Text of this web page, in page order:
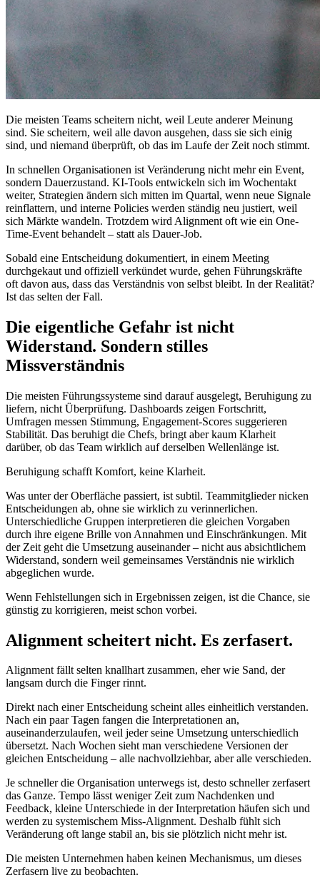
Die meisten Teams scheitern nicht, weil Leute anderer Meinung
sind. Sie scheitern, weil alle davon ausgehen, dass sie sich einig
sind, und niemand überprüft, ob das im Laufe der Zeit noch stimmt.
In schnellen Organisationen ist Veränderung nicht mehr ein Event,
sondern Dauerzustand. KI-Tools entwickeln sich im Wochentakt
weiter, Strategien ändern sich mitten im Quartal, wenn neue Signale
reinflattern, und interne Policies werden ständig neu justiert, weil
sich Märkte wandeln. Trotzdem wird Alignment oft wie ein One-
Time-Event behandelt – statt als Dauer-Job.
Sobald eine Entscheidung dokumentiert, in einem Meeting
durchgekaut und offiziell verkündet wurde, gehen Führungskräfte
oft davon aus, dass das Verständnis von selbst bleibt. In der Realität?
Ist das selten der Fall.
Die eigentliche Gefahr ist nicht
Widerstand. Sondern stilles
Missverständnis
Die meisten Führungssysteme sind darauf ausgelegt, Beruhigung zu
liefern, nicht Überprüfung. Dashboards zeigen Fortschritt,
Umfragen messen Stimmung, Engagement-Scores suggerieren
Stabilität. Das beruhigt die Chefs, bringt aber kaum Klarheit
darüber, ob das Team wirklich auf derselben Wellenlänge ist.
Beruhigung schafft Komfort, keine Klarheit.
Was unter der Oberfläche passiert, ist subtil. Teammitglieder nicken
Entscheidungen ab, ohne sie wirklich zu verinnerlichen.
Unterschiedliche Gruppen interpretieren die gleichen Vorgaben
durch ihre eigene Brille von Annahmen und Einschränkungen. Mit
der Zeit geht die Umsetzung auseinander – nicht aus absichtlichem
Widerstand, sondern weil gemeinsames Verständnis nie wirklich
abgeglichen wurde.
Wenn Fehlstellungen sich in Ergebnissen zeigen, ist die Chance, sie
günstig zu korrigieren, meist schon vorbei.
Alignment scheitert nicht. Es zerfasert.
Alignment fällt selten knallhart zusammen, eher wie Sand, der
langsam durch die Finger rinnt.
Direkt nach einer Entscheidung scheint alles einheitlich verstanden.
Nach ein paar Tagen fangen die Interpretationen an,
auseinanderzulaufen, weil jeder seine Umsetzung unterschiedlich
übersetzt. Nach Wochen sieht man verschiedene Versionen der
gleichen Entscheidung – alle nachvollziehbar, aber alle verschieden.
Je schneller die Organisation unterwegs ist, desto schneller zerfasert
das Ganze. Tempo lässt weniger Zeit zum Nachdenken und
Feedback, kleine Unterschiede in der Interpretation häufen sich und
werden zu systemischem Miss-Alignment. Deshalb fühlt sich
Veränderung oft lange stabil an, bis sie plötzlich nicht mehr ist.
Die meisten Unternehmen haben keinen Mechanismus, um dieses
Zerfasern live zu beobachten.